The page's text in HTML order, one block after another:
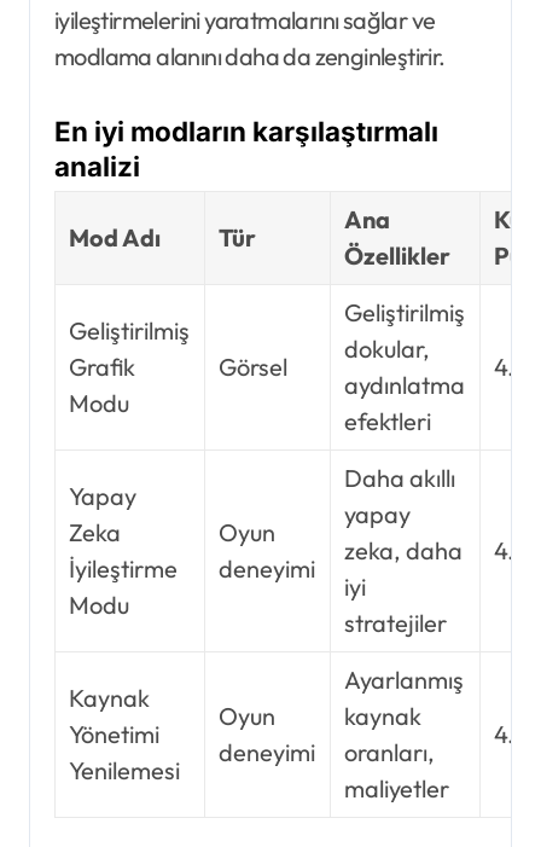
iyileştirmelerini yaratmalarını sağlar ve
modlama alanını daha da zenginleştirir.
En iyi modların karşılaştırmalı
analizi
Mod Adı Tür
Ana
Özellikler
Geliştirilmiş
Grafik
Modu
Görsel
Geliştirilmiş
dokular,
aydınlatma
efektleri
Yapay
Zeka
İyileştirme
Modu
Oyun
deneyimi
Daha akıllı
yapay
zeka, daha
iyi
stratejiler
4.7/
Kaynak
Yönetimi
Yenilemesi
Oyun
deneyimi
Ayarlanmış
kaynak
oranları,
maliyetler
4.6/